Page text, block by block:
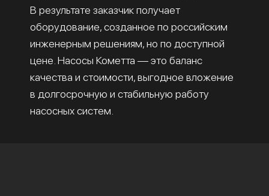
В результате заказчик получает
оборудование, созданное по российским
инженерным решениям, но по доступной
цене. Насосы Кометта — это баланс
качества и стоимости, выгодное вложение
в долгосрочную и стабильную работу
насосных систем.